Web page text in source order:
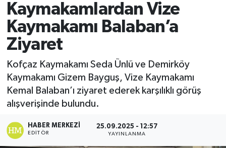
Kaymakamlardan Vize
Kaymakamı Balaban’a
Ziyaret
Kofçaz Kaymakamı Seda Ünlü ve Demirköy
Kaymakamı Gizem Bayguş, Vize Kaymakamı
Kemal Balaban’ı ziyaret ederek karşılıklı görüş
alışverişinde bulundu.
HABER MERKEZI
EDITÖR
25.09.2025 - 12:57
YAYINLANMA
Ekonomi
Siyaset
Spor
Kültür Sanat
Magazin
Medya
Sağlık
Süper Lig Puan Durumu ve Fikstür
Tüm Manşetler
Son Dakika Haberleri
Haber Arşivi